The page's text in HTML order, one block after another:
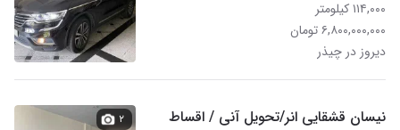
۱۱۴,۰۰۰ کیلومتر
۶,۸۰۰,۰۰۰,۰۰۰ تومان
دیروز در چیذر
نیسان قشقایی انر/تحویل آنی / اقساط
۲